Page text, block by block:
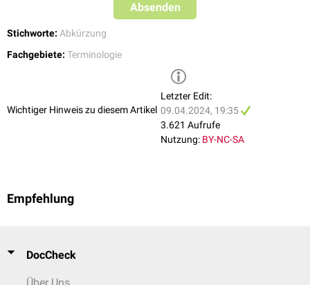
Absenden
Stichworte: Abkürzung
Fachgebiete: Terminologie
Wichtiger Hinweis zu diesem Artikel
Letzter Edit:
09.04.2024, 19:35
3.621 Aufrufe
Nutzung: BY-NC-SA
Empfehlung
DocCheck